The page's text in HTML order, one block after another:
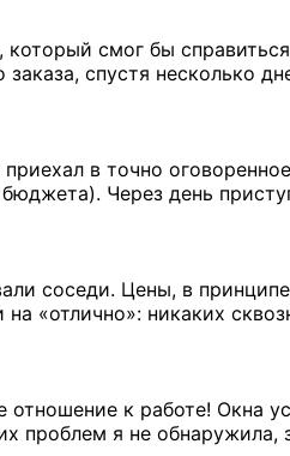
смог бы
спустя несколько
в точно
Через день
соседи. Цены, в
«отлично»: никаких
к работе! Окна
проблем я не обнаружила,